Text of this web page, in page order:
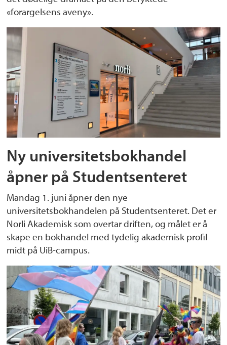
«forargelsens aveny».
Ny universitetsbokhandel
åpner på Studentsenteret
Mandag 1. juni åpner den nye
universitetsbokhandelen på Studentsenteret. Det er
Norli Akademisk som overtar driften, og målet er å
skape en bokhandel med tydelig akademisk profil
midt på UiB-campus.